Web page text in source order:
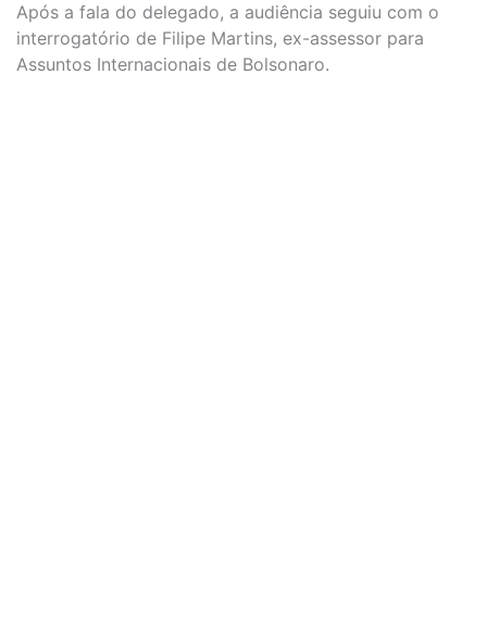
Após a fala do delegado, a audiência seguiu com o
interrogatório de Filipe Martins, ex-assessor para
Assuntos Internacionais de Bolsonaro.